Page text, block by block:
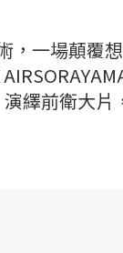
，一場顛覆
繹前衛大